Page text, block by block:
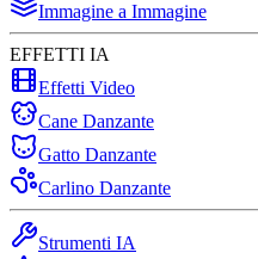
Immagine a Immagine
EFFETTI IA
Effetti Video
Cane Danzante
Gatto Danzante
Carlino Danzante
Strumenti IA